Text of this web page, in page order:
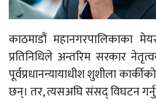
काठमाडौं महानगरपालिकाका
प्रतिनिधिले अन्तरिम सरकार
पूर्वप्रधानन्यायाधीश शुशीला
छन्। तर, त्यसअघि संसद् विघटन